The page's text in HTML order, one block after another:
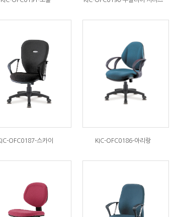
OFC0187-스카이 KIC-OFC0186-아리랑